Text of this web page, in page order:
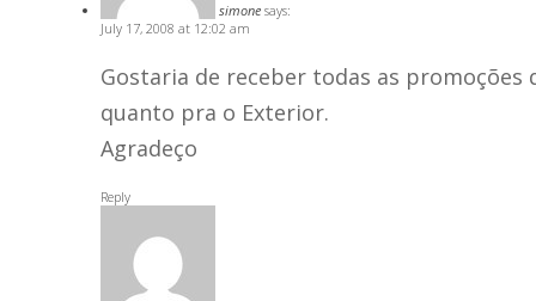
simone says:
July 17, 2008 at 12:02 am
Gostaria de receber todas as
quanto pra o Exterior.
Agradeço
Reply